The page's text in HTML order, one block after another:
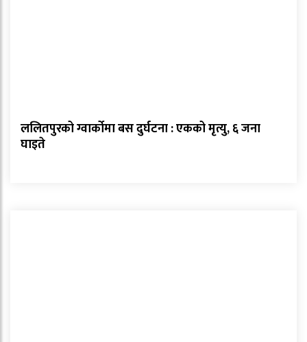
ललितपुरको ग्वार्कोमा बस दुर्घटना : एकको मृत्यु, ६ जना
घाइते